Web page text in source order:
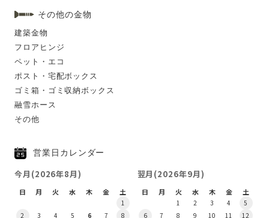
その他の金物
建築金物
フロアヒンジ
ペット・エコ
ポスト・宅配ボックス
ゴミ箱・ゴミ収納ボックス
融雪ホース
その他
営業日カレンダー
今月(2026年8月)
日 月 火 水 木 金 土
1
2
3 4 5 6 7
8
翌月(2026年9月)
日 月 火 水 木 金 土
1 2 3 4
5
6
7 8 9 10 11
12